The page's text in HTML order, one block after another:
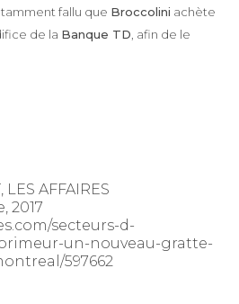
fallu que Broccolini achète
de la Banque TD , afin de le
LES AFFAIRES
2017
secteurs-d-
un-nouveau-gratte-
597662